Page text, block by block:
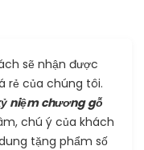
sẽ nhận được
rẻ của chúng tôi.
niệm chương gỗ
chú ý của khách
tặng phẩm số